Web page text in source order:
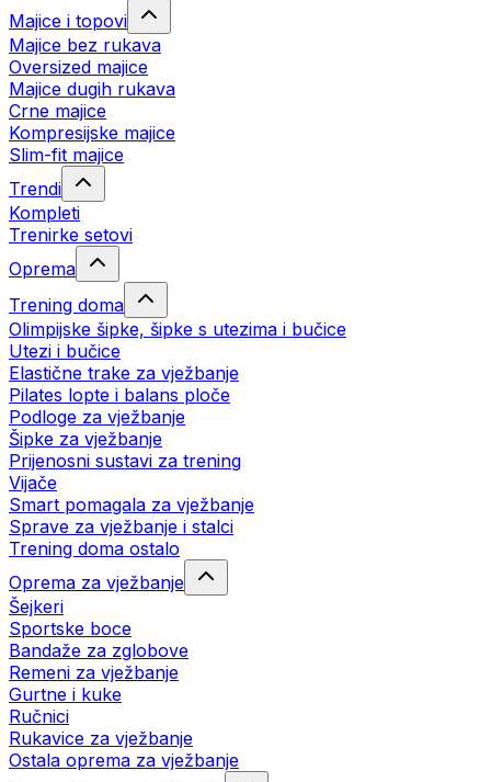
Majice i topovi
Majice bez rukava
Oversized majice
Majice dugih rukava
Crne majice
Kompresijske majice
Slim-fit majice
Trendi
Kompleti
Trenirke setovi
Oprema
Trening doma
Olimpijske šipke, šipke s utezima i bučice
Utezi i bučice
Elastične trake za vježbanje
Pilates lopte i balans ploče
Podloge za vježbanje
Šipke za vježbanje
Prijenosni sustavi za trening
Vijače
Smart pomagala za vježbanje
Sprave za vježbanje i stalci
Trening doma ostalo
Oprema za vježbanje
Šejkeri
Sportske boce
Bandaže za zglobove
Remeni za vježbanje
Gurtne i kuke
Ručnici
Rukavice za vježbanje
Ostala oprema za vježbanje